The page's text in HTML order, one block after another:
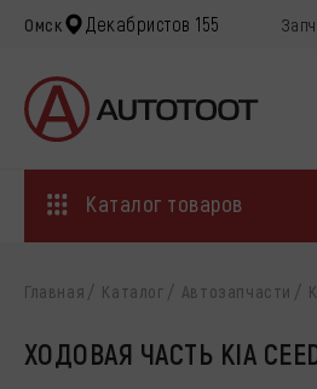
Омск Декабристов 155
Каталог товаров
Главная Каталог Автозапчасти
ХОДОВАЯ ЧАСТЬ KIA